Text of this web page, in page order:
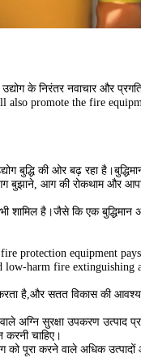
के निरंतर नवाचार और प्रगति
also promote the fire
बुद्धि की ओर बढ़ रहा
बुझाने, आग की रोकथाम और
शामिल है।जैसे कि एक
protection equipment
harm fire extinguishing
है,और सतत विकास की
अग्नि सुरक्षा उपकरण उत्पाद
चाहिए।
को पूरा करने वाले अधिक